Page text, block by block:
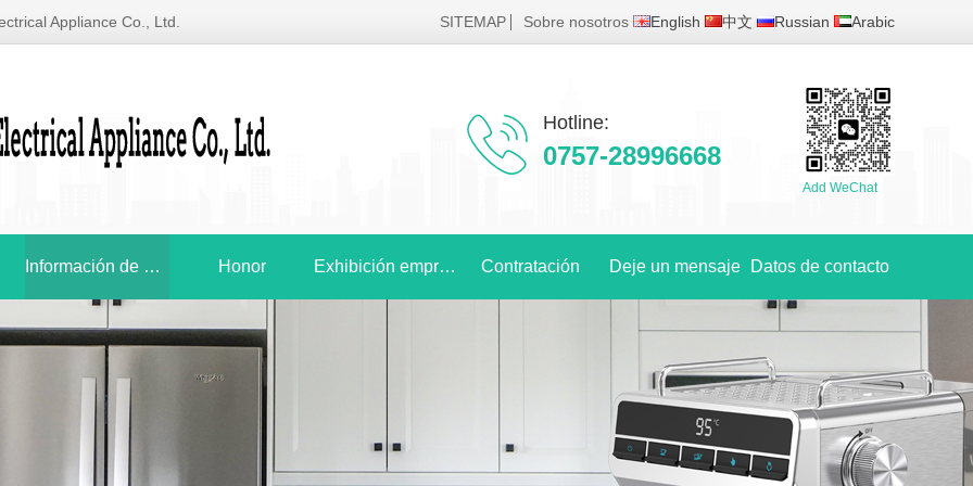
Appliance Co., Ltd. SITEMAP Sobre nosotros English 中文 Russian Arabic
Add WeChat
Hotline:
0757-28996668
Información de noticias Honor Exhibición empresarial Contratación Deje un mensaje Datos de contacto